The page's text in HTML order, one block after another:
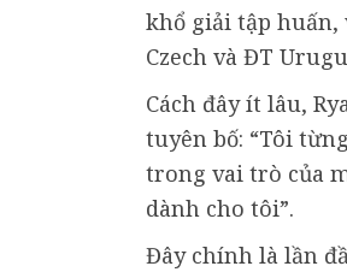
khổ giải tập huấn,
Czech và ĐT
Cách đây ít lâu,
tuyên bố: “Tôi
trong vai trò của
dành cho tôi”.
Đây chính là lần